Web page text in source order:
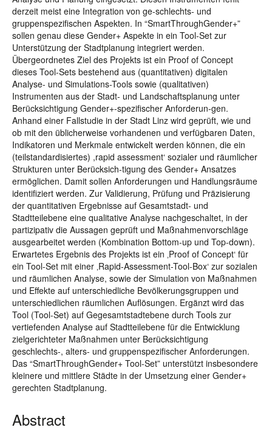
derzeit meist eine Integration von ge-schlechts- und
gruppenspezifischen Aspekten. In “SmartThroughGender+”
sollen genau diese Gender+ Aspekte in ein Tool-Set zur
Unterstützung der Stadtplanung integriert werden.
Übergeordnetes Ziel des Projekts ist ein Proof of Concept
dieses Tool-Sets bestehend aus (quantitativen) digitalen
Analyse- und Simulations-Tools sowie (qualitativen)
Instrumenten aus der Stadt- und Landschaftsplanung unter
Berücksichtigung Gender+-spezifischer Anforderun-gen.
Anhand einer Fallstudie in der Stadt Linz wird geprüft, wie und
ob mit den üblicherweise vorhandenen und verfügbaren Daten,
Indikatoren und Merkmale entwickelt werden können, die ein
(teilstandardisiertes) ,rapid assessment‘ sozialer und räumlicher
Strukturen unter Berücksich-tigung des Gender+ Ansatzes
ermöglichen. Damit sollen Anforderungen und Handlungsräume
identifiziert werden. Zur Validierung, Prüfung und Präzisierung
der quantitativen Ergebnisse auf Gesamtstadt- und
Stadtteilebene eine qualitative Analyse nachgeschaltet, in der
partizipativ die Aussagen geprüft und Maßnahmenvorschläge
ausgearbeitet werden (Kombination Bottom-up und Top-down).
Erwartetes Ergebnis des Projekts ist ein ‚Proof of Concept‘ für
ein Tool-Set mit einer ‚Rapid-Assessment-Tool-Box‘ zur sozialen
und räumlichen Analyse, sowie der Simulation von Maßnahmen
und Effekte auf unterschiedliche Bevölkerungsgruppen und
unterschiedlichen räumlichen Auflösungen. Ergänzt wird das
Tool (Tool-Set) auf Gegesamtstadtebene durch Tools zur
vertiefenden Analyse auf Stadtteilebene für die Entwicklung
zielgerichteter Maßnahmen unter Berücksichtigung
geschlechts-, alters- und gruppenspezifischer Anforderungen.
Das “SmartThroughGender+ Tool-Set” unterstützt insbesondere
kleinere und mittlere Städte in der Umsetzung einer Gender+
gerechten Stadtplanung.
Abstract